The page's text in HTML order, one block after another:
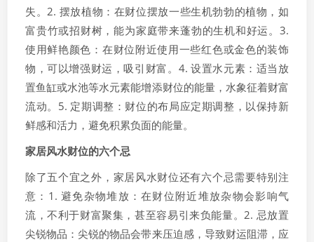
失。2. 摆放植物：在财位摆放一些生机勃勃的植物，如
富贵竹或招财树，能为家庭带来蓬勃的生机和好运。3.
使用鲜艳颜色：在财位附近使用一些红色或金色的装饰
物，可以增强财运，吸引财富。4. 设置水元素：适当放
置鱼缸或水池等水元素能增添财位的能量，水象征着财富
流动。5. 定期调整：财位的布局应定期调整，以保持新
鲜感和活力，避免积累负面的能量。
家居风水财位的六个忌
除了五个宜之外，家居风水财位还有六个忌需要特别注
意：1. 避免杂物堆放：在财位附近堆放杂物会影响气
流，不利于财富聚集，甚至容易引来负能量。2. 忌放置
尖锐物品：尖锐的物品会带来压迫感，导致财运阻滞，应